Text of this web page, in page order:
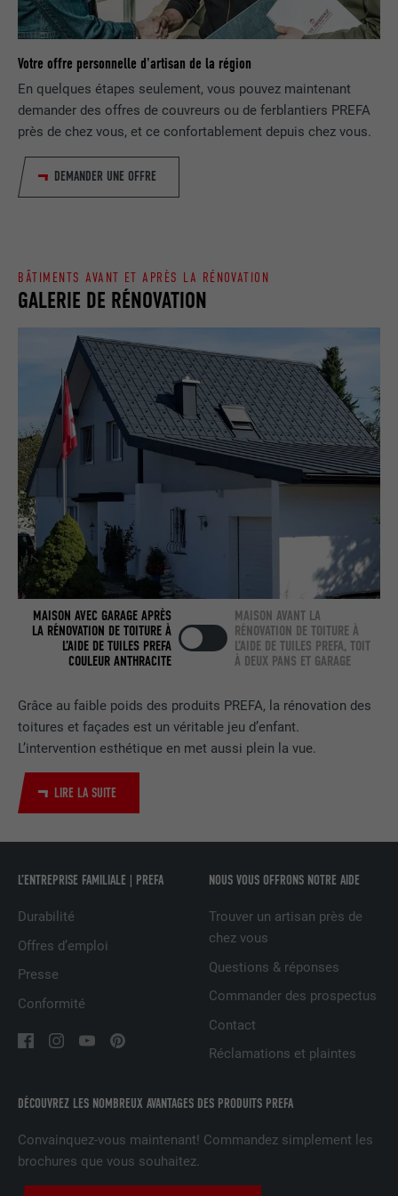
Votre offre personnelle d'artisan de la région
En quelques étapes seulement, vous pouvez maintenant
demander des offres de couvreurs ou de ferblantiers PREFA
près de chez vous, et ce confortablement depuis chez vous.
DEMANDER UNE OFFRE
Grâce au faible poids des produits PREFA, la rénovation des
toitures et façades est un véritable jeu d’enfant.
L’intervention esthétique en met aussi plein la vue.
LIRE LA SUITE
GALERIE DE RÉNOVATION
BÂTIMENTS AVANT ET APRÈS LA RÉNOVATION
MAISON AVEC GARAGE APRÈS
LA RÉNOVATION DE TOITURE À
L’AIDE DE TUILES PREFA
COULEUR ANTHRACITE
MAISON AVANT LA
RÉNOVATION DE TOITURE À
L’AIDE DE TUILES PREFA, TOIT
À DEUX PANS ET GARAGE
DÉCOUVREZ LES NOMBREUX AVANTAGES DES PRODUITS PREFA
Convainquez-vous maintenant! Commandez simplement les
brochures que vous souhaitez.
L’ENTREPRISE FAMILIALE | PREFA
Durabilité
Offres d’emploi
Presse
Conformité
NOUS VOUS OFFRONS NOTRE AIDE
Trouver un artisan près de
chez vous
Questions & réponses
Commander des prospectus
Contact
Réclamations et plaintes
EXPIRATION 1 jour
pour générer des données statistiques
sur la manière dont l'utilisateur utilise le
site Internet.
NOM _gaexp
UTILITÉ
Est placé afin de tester si le navigateur
autorise l'utilisation de cookies. Ne
contient aucun élément d'identification.
NOM lang
FOURNISSEUR ads.linkedin.com
EXPIRATION Session
Enregistre la langue choisie par
l'utilisateur pour un site Internet.
FOURNISSEUR LinkedIn
UTILITÉ
Utilisé par LinkedIn lorsqu'un site
Internet contient une fenêtre « Suivez-
nous » intégrée.
NOM bcookie
FOURNISSEUR LinkedIn
EXPIRATION
UTILITÉ
Utilisé par le service de réseau social
LinkedIn pour suivre l'utilisation de
services intégrés.
FOURNISSEUR LinkedIn
EXPIRATION 2 ans
UTILITÉ
EXPIRATION
UTILITÉ
la publicité adaptée aux préférences de
NOM lidc